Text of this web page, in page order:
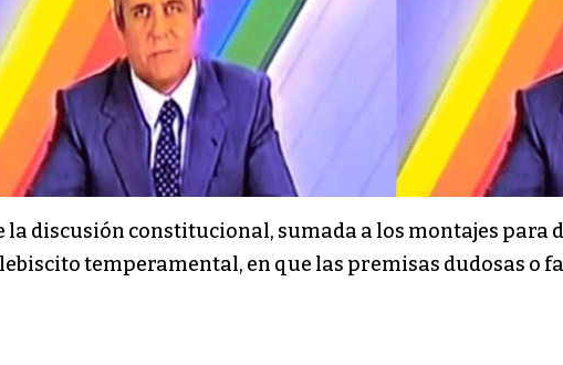
la discusión constitucional, sumada a los montajes
temperamental, en que las premisas dudosas o